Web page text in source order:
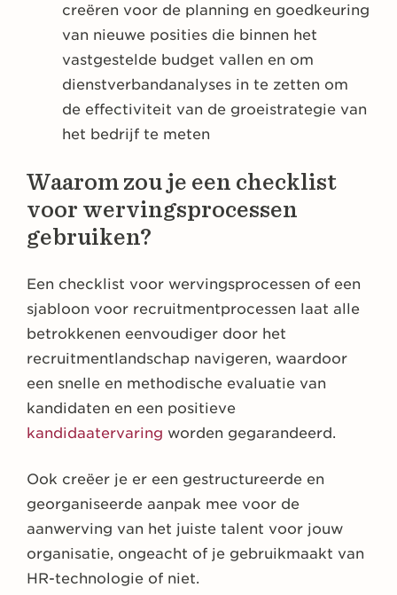
creëren voor de planning en goedkeuring
van nieuwe posities die binnen het
vastgestelde budget vallen en om
dienstverbandanalyses in te zetten om
de effectiviteit van de groeistrategie van
het bedrijf te meten
Waarom zou je een checklist
voor wervingsprocessen
gebruiken?
Een checklist voor wervingsprocessen of een
sjabloon voor recruitmentprocessen laat alle
betrokkenen eenvoudiger door het
recruitmentlandschap navigeren, waardoor
een snelle en methodische evaluatie van
kandidaten en een positieve
kandidaatervaring worden gegarandeerd.
Ook creëer je er een gestructureerde en
georganiseerde aanpak mee voor de
aanwerving van het juiste talent voor jouw
organisatie, ongeacht of je gebruikmaakt van
HR-technologie of niet.